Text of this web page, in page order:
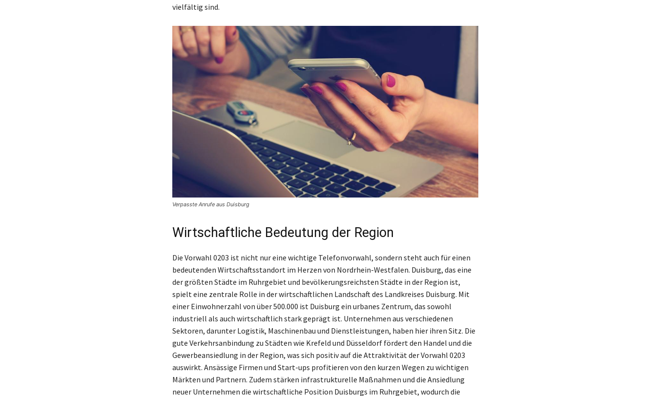
vielfältig sind.
Verpasste Anrufe aus Duisburg
Wirtschaftliche Bedeutung der Region
Die Vorwahl 0203 ist nicht nur eine wichtige Telefonvorwahl, sondern steht auch für einen
bedeutenden Wirtschaftsstandort im Herzen von Nordrhein-Westfalen. Duisburg, das eine
der größten Städte im Ruhrgebiet und bevölkerungsreichsten Städte in der Region ist,
spielt eine zentrale Rolle in der wirtschaftlichen Landschaft des Landkreises Duisburg. Mit
einer Einwohnerzahl von über 500.000 ist Duisburg ein urbanes Zentrum, das sowohl
industriell als auch wirtschaftlich stark geprägt ist. Unternehmen aus verschiedenen
Sektoren, darunter Logistik, Maschinenbau und Dienstleistungen, haben hier ihren Sitz. Die
gute Verkehrsanbindung zu Städten wie Krefeld und Düsseldorf fördert den Handel und die
Gewerbeansiedlung in der Region, was sich positiv auf die Attraktivität der Vorwahl 0203
auswirkt. Ansässige Firmen und Start-ups profitieren von den kurzen Wegen zu wichtigen
Märkten und Partnern. Zudem stärken infrastrukturelle Maßnahmen und die Ansiedlung
neuer Unternehmen die wirtschaftliche Position Duisburgs im Ruhrgebiet, wodurch die